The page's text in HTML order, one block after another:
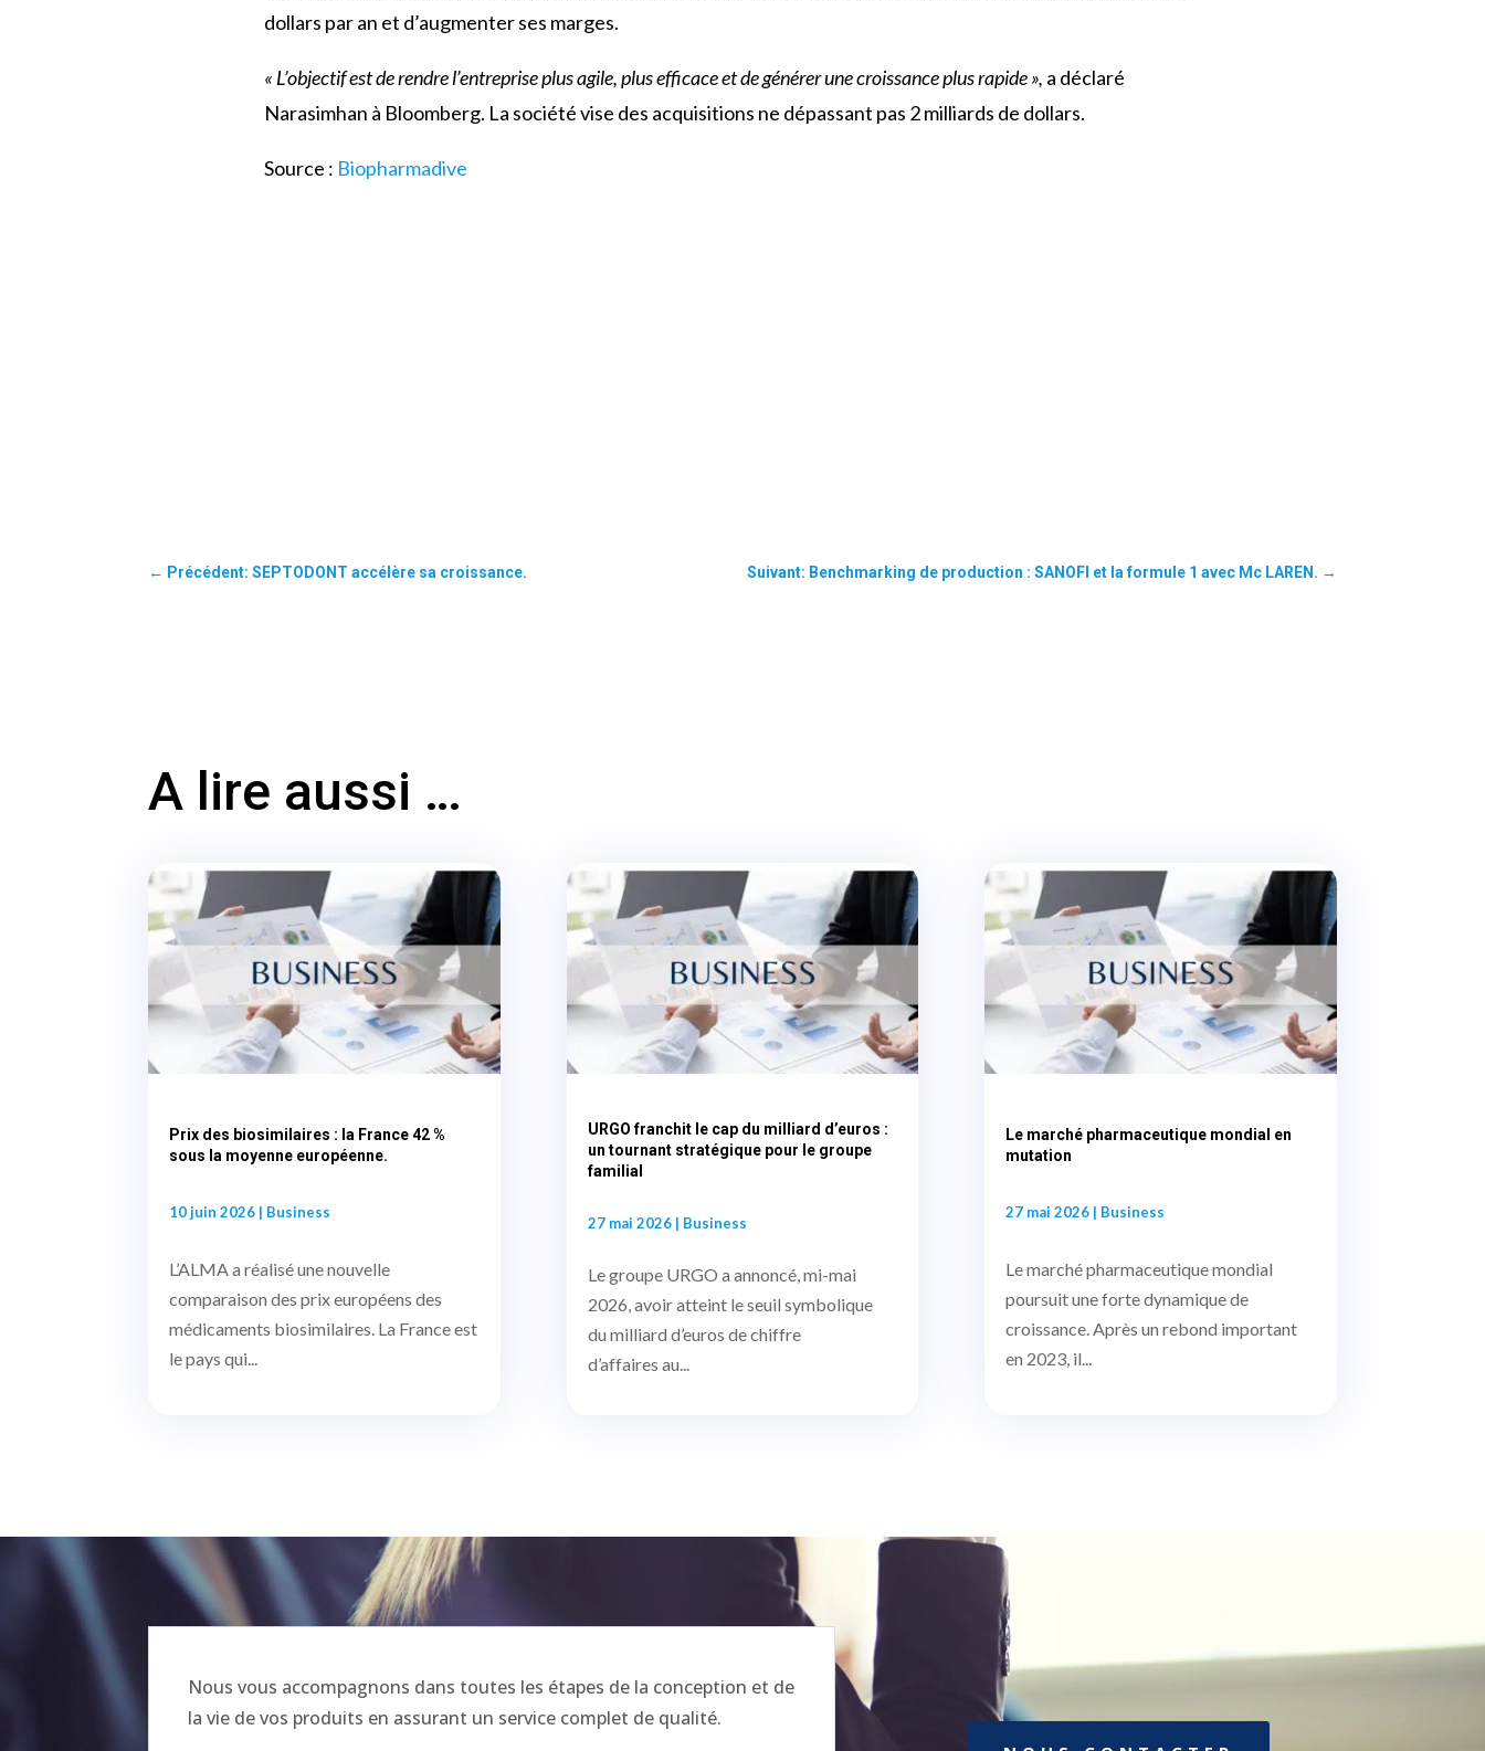
dollars par an et d’augmenter ses marges.
« L’objectif est de rendre l’entreprise plus agile, plus efficace et de générer une croissance plus rapide », a déclaré
Narasimhan à Bloomberg. La société vise des acquisitions ne dépassant pas 2 milliards de dollars.
Source : Biopharmadive
← Précédent: SEPTODONT accélère sa croissance. Suivant: Benchmarking de production : SANOFI et la formule 1 avec Mc LAREN. →
A lire aussi …
Prix des biosimilaires : la France 42 %
sous la moyenne européenne.
10 juin 2026 | Business
L’ALMA a réalisé une nouvelle
comparaison des prix européens des
médicaments biosimilaires. La France est
le pays qui...
URGO franchit le cap du milliard d’euros :
un tournant stratégique pour le groupe
familial
27 mai 2026| Business
Le groupe URGO a annoncé, mi-mai
2026, avoir atteint le seuil symbolique
du milliard d’euros de chiffre
d’affaires au...
Le marché pharmaceutique mondial en
mutation
27 mai 2026| Business
Le marché pharmaceutique mondial
poursuit une forte dynamique de
croissance. Après un rebond important
en 2023, il...
Nous vous accompagnons dans toutes les étapes de la conception et de
la vie de vos produits en assurant un service complet de qualité.